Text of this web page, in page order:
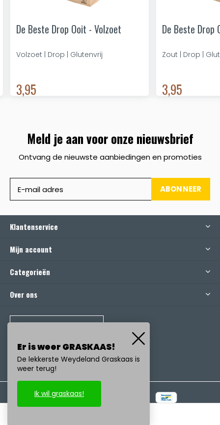
De Beste Drop Ooit - Volzoet
Volzoet | Drop | Glutenvrij
3,95
De Beste
Zout | Drop |
3,95
Meld je aan voor onze nieuwsbrief
Ontvang de nieuwste aanbiedingen en promoties
ABONNEER
Klantenservice
Mijn account
Categorieën
Over ons
Er is weer GRASKAAS!
De lekkerste Weydeland Graskaas is
weer terug!
Ik wil graskaas!